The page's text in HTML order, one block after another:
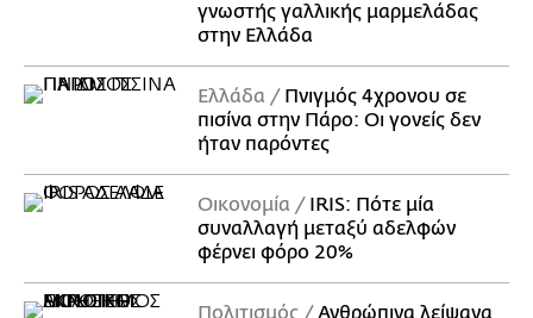
γνωστής γαλλικής μαρμελάδας
στην Ελλάδα
Ελλάδα
Πνιγμός 4χρονου σε
πισίνα στην Πάρο: Οι γονείς δεν
ήταν παρόντες
Οικονομία
IRIS: Πότε μία
συναλλαγή μεταξύ αδελφών
φέρνει φόρο 20%
Πολιτισμός
Ανθρώπινα λείψανα